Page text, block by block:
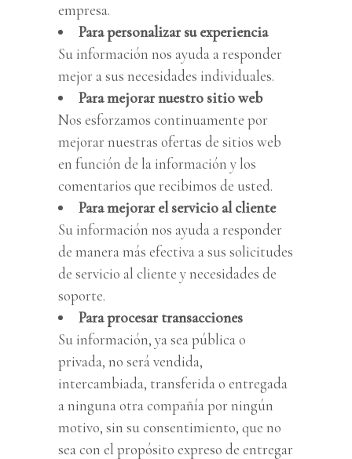
empresa.
Para personalizar su experiencia
Su información nos ayuda a responder
mejor a sus necesidades individuales.
Para mejorar nuestro sitio web
Nos esforzamos continuamente por
mejorar nuestras ofertas de sitios web
en función de la información y los
comentarios que recibimos de usted.
Para mejorar el servicio al cliente
Su información nos ayuda a responder
de manera más efectiva a sus solicitudes
de servicio al cliente y necesidades de
soporte.
Para procesar transacciones
Su información, ya sea pública o
privada, no será vendida,
intercambiada, transferida o entregada
a ninguna otra compañía por ningún
motivo, sin su consentimiento, que no
sea con el propósito expreso de entregar